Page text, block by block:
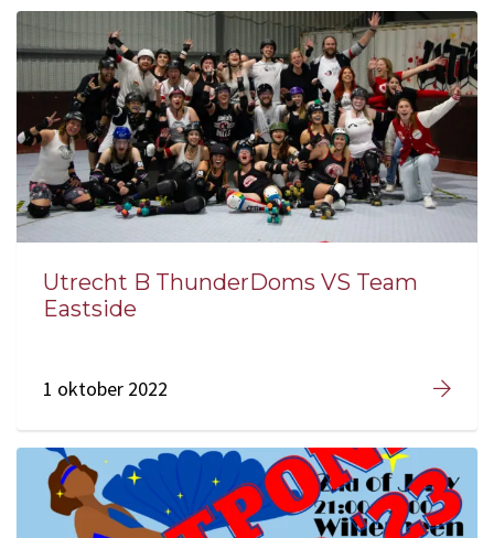
Utrecht B ThunderDoms VS Team
Eastside
1 oktober 2022